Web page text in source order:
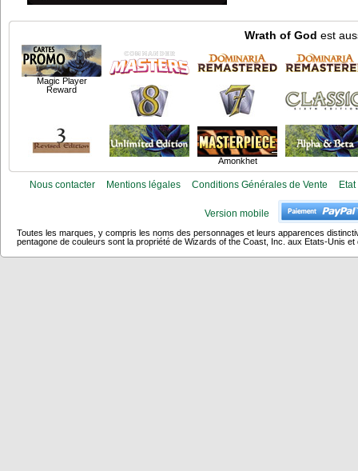
Wrath of God est
Magic Player
Reward
Amonkhet
Nous contacter Mentions légales Conditions Générales de Vente
Version mobile
Toutes les marques, y compris les noms des personnages et leurs apparences
pentagone de couleurs sont la propriété de Wizards of the Coast, Inc. aux Etats-Unis